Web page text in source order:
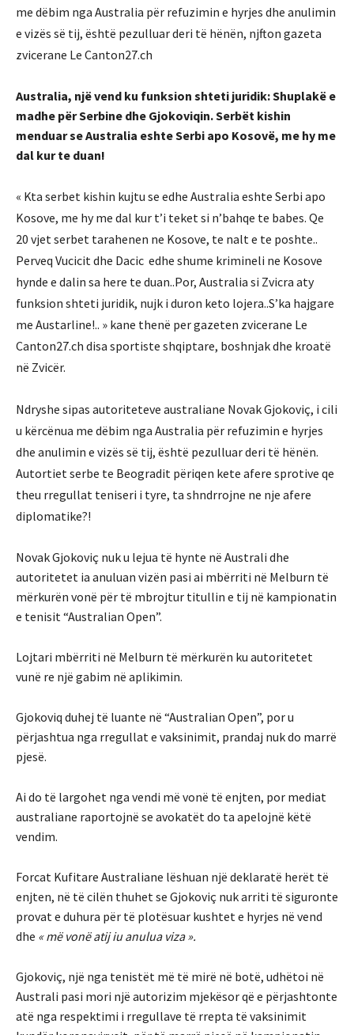
me dëbim nga Australia për refuzimin e hyrjes dhe anulimin
e vizës së tij, është pezulluar deri të hënën, njfton gazeta
zvicerane Le Canton27.ch
Australia, një vend ku funksion shteti juridik: Shuplakë e
madhe për Serbine dhe Gjokoviqin. Serbët kishin
menduar se Australia eshte Serbi apo Kosovë, me hy me
dal kur te duan!
« Kta serbet kishin kujtu se edhe Australia eshte Serbi apo
Kosove, me hy me dal kur t’i teket si n’bahqe te babes. Qe
20 vjet serbet tarahenen ne Kosove, te nalt e te poshte..
Perveq Vucicit dhe Dacic edhe shume krimineli ne Kosove
hynde e dalin sa here te duan..Por, Australia si Zvicra aty
funksion shteti juridik, nujk i duron keto lojera..S’ka hajgare
me Austarline!.. » kane thenë per gazeten zvicerane Le
Canton27.ch disa sportiste shqiptare, boshnjak dhe kroatë
në Zvicër.
Ndryshe sipas autoriteteve australiane Novak Gjokoviç, i cili
u kërcënua me dëbim nga Australia për refuzimin e hyrjes
dhe anulimin e vizës së tij, është pezulluar deri të hënën.
Autortiet serbe te Beogradit përiqen kete afere sprotive qe
theu rregullat teniseri i tyre, ta shndrrojne ne nje afere
diplomatike?!
Novak Gjokoviç nuk u lejua të hynte në Australi dhe
autoritetet ia anuluan vizën pasi ai mbërriti në Melburn të
mërkurën vonë për të mbrojtur titullin e tij në kampionatin
e tenisit “Australian Open”.
Lojtari mbërriti në Melburn të mërkurën ku autoritetet
vunë re një gabim në aplikimin.
Gjokoviq duhej të luante në “Australian Open”, por u
përjashtua nga rregullat e vaksinimit, prandaj nuk do marrë
pjesë.
Ai do të largohet nga vendi më vonë të enjten, por mediat
australiane raportojnë se avokatët do ta apelojnë këtë
vendim.
Forcat Kufitare Australiane lëshuan një deklaratë herët të
enjten, në të cilën thuhet se Gjokoviç nuk arriti të siguronte
provat e duhura për të plotësuar kushtet e hyrjes në vend
dhe « më vonë atij iu anulua viza ».
Gjokoviç, një nga tenistët më të mirë në botë, udhëtoi në
Australi pasi mori një autorizim mjekësor që e përjashtonte
atë nga respektimi i rregullave të rrepta të vaksinimit